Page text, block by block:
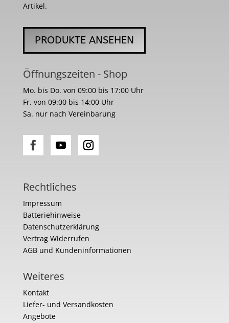
Artikel.
PRODUKTE ANSEHEN
Öffnungszeiten - Shop
Mo. bis Do. von 09:00 bis 17:00 Uhr
Fr. von 09:00 bis 14:00 Uhr
Sa. nur nach Vereinbarung
Rechtliches
Impressum
Batteriehinweise
Datenschutzerklärung
Vertrag Widerrufen
AGB und Kundeninformationen
Weiteres
Kontakt
Liefer- und Versandkosten
Angebote